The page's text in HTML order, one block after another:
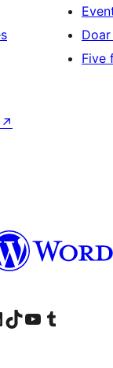
Doar
Five
↗
Facebook
conta do Instagram
nossa conta do LinkedIn
Acessar nossa conta do TikTok
Acessar nosso canal do YouTube
Acessar nossa conta no Tumblr